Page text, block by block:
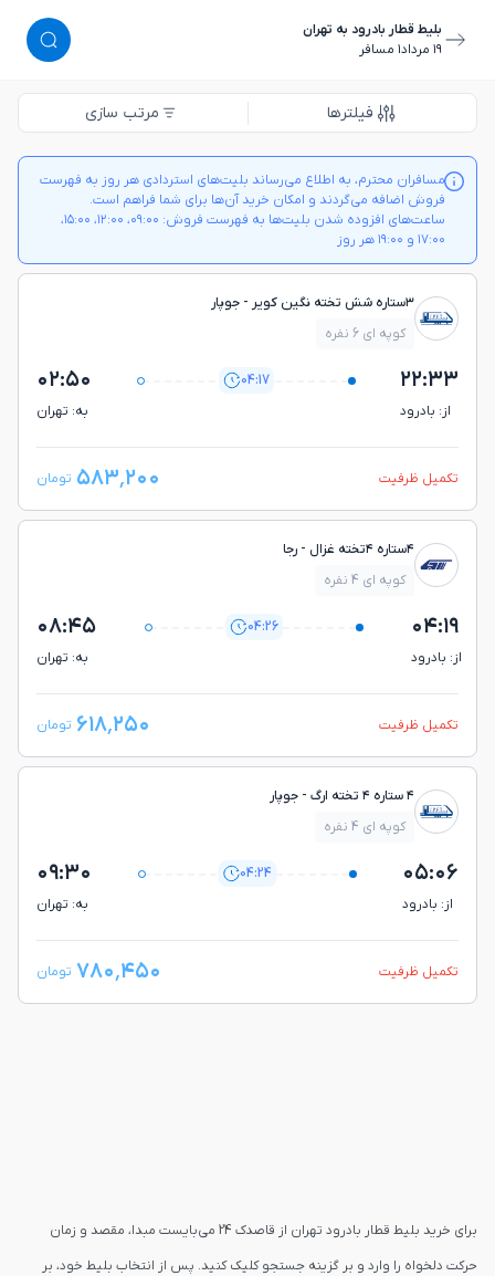
بلیط قطار بادرود به تهران
١٩ مرداد
١ مسافر
فیلترها مرتب سازی
مسافران محترم، به اطلاع می‌رساند بلیت‌های استردادی هر روز به فهرست
فروش اضافه می‌گردند و امکان خرید آن‌ها برای شما فراهم است.
ساعت‌های افزوده شدن بلیت‌ها به فهرست فروش: ۰۹:۰۰، ۱۲:۰۰، ۱۵:۰۰،
۱۷:۰۰ و ۱۹:۰۰ هر روز
۳ستاره شش تخته نگین کویر - جوپار
کوپه ای 6 نفره
۲۲:۳۳
از: بادرود
04:17 ۰۲:۵۰
به: تهران
تکمیل ظرفیت ۵۸۳٬۲۰۰ تومان
۴ستاره ۴تخته غزال - رجا
کوپه ای 4 نفره
۰۴:۱۹
از: بادرود
04:26 ۰۸:۴۵
به: تهران
تکمیل ظرفیت ۶۱۸٬۲۵۰ تومان
۴ ستاره ۴ تخته ارگ - جوپار
کوپه ای 4 نفره
۰۵:۰۶
از: بادرود
04:24 ۰۹:۳۰
به: تهران
تکمیل ظرفیت ۷۸۰٬۴۵۰ تومان
برای خرید بلیط قطار بادرود تهران از قاصدک 24 می‌بایست مبدا، مقصد و زمان
حرکت دلخواه را وارد و بر گزینه جستجو کلیک کنید. پس از انتخاب بلیط خود، بر